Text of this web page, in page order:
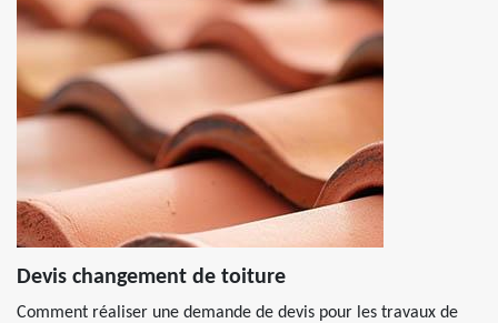
Devis changement de toiture
Comment réaliser une demande de devis pour les travaux de